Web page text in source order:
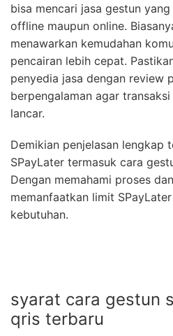
bisa mencari jasa gestun
offline maupun online.
menawarkan kemudahan
pencairan lebih cepat.
penyedia jasa dengan review
berpengalaman agar
lancar.
Demikian penjelasan lengkap
SPayLater termasuk cara
Dengan memahami proses
memanfaatkan limit
kebutuhan.
syarat cara gestun
qris terbaru